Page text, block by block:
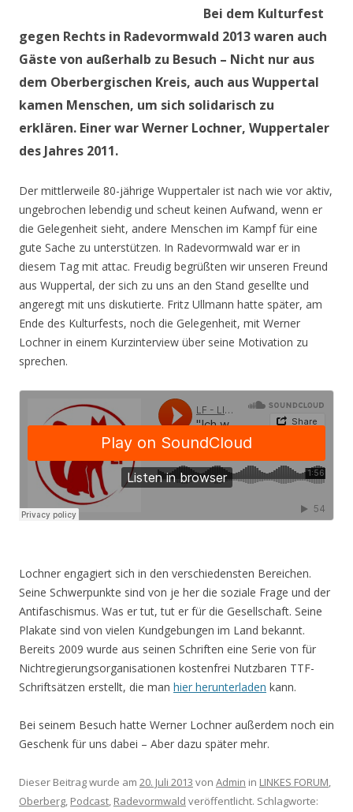
Bei dem Kulturfest
gegen Rechts in Radevormwald 2013 waren auch
Gäste von außerhalb zu Besuch – Nicht nur aus
dem Oberbergischen Kreis, auch aus Wuppertal
kamen Menschen, um sich solidarisch zu
erklären. Einer war Werner Lochner, Wuppertaler
des Jahres 2011.
Der mittlerweile 80-jährige Wuppertaler ist nach wie vor aktiv,
ungebrochen lebendig und scheut keinen Aufwand, wenn er
die Gelegenheit sieht, andere Menschen im Kampf für eine
gute Sache zu unterstützen. In Radevormwald war er in
diesem Tag mit attac. Freudig begrüßten wir unseren Freund
aus Wuppertal, der sich zu uns an den Stand gesellte und
angeregt mit uns diskutierte. Fritz Ullmann hatte später, am
Ende des Kulturfests, noch die Gelegenheit, mit Werner
Lochner in einem Kurzinterview über seine Motivation zu
sprechen.
Lochner engagiert sich in den verschiedensten Bereichen.
Seine Schwerpunkte sind von je her die soziale Frage und der
Antifaschismus. Was er tut, tut er für die Gesellschaft. Seine
Plakate sind von vielen Kundgebungen im Land bekannt.
Bereits 2009 wurde aus seinen Schriften eine Serie von für
Nichtregierungsorganisationen kostenfrei Nutzbaren TTF-
Schriftsätzen erstellt, die man hier herunterladen kann.
Bei seinem Besuch hatte Werner Lochner außerdem noch ein
Geschenk für uns dabei – Aber dazu später mehr.
Dieser Beitrag wurde am 20. Juli 2013 von Admin in LINKES FORUM,
Oberberg, Podcast, Radevormwald veröffentlicht. Schlagworte: